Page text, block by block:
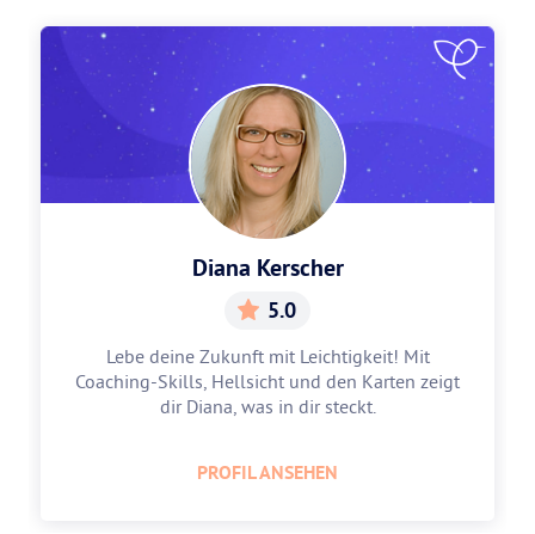
Diana Kerscher
5.0
Lebe deine Zukunft mit Leichtigkeit! Mit
Coaching-Skills, Hellsicht und den Karten zeigt
dir Diana, was in dir steckt.
PROFIL ANSEHEN